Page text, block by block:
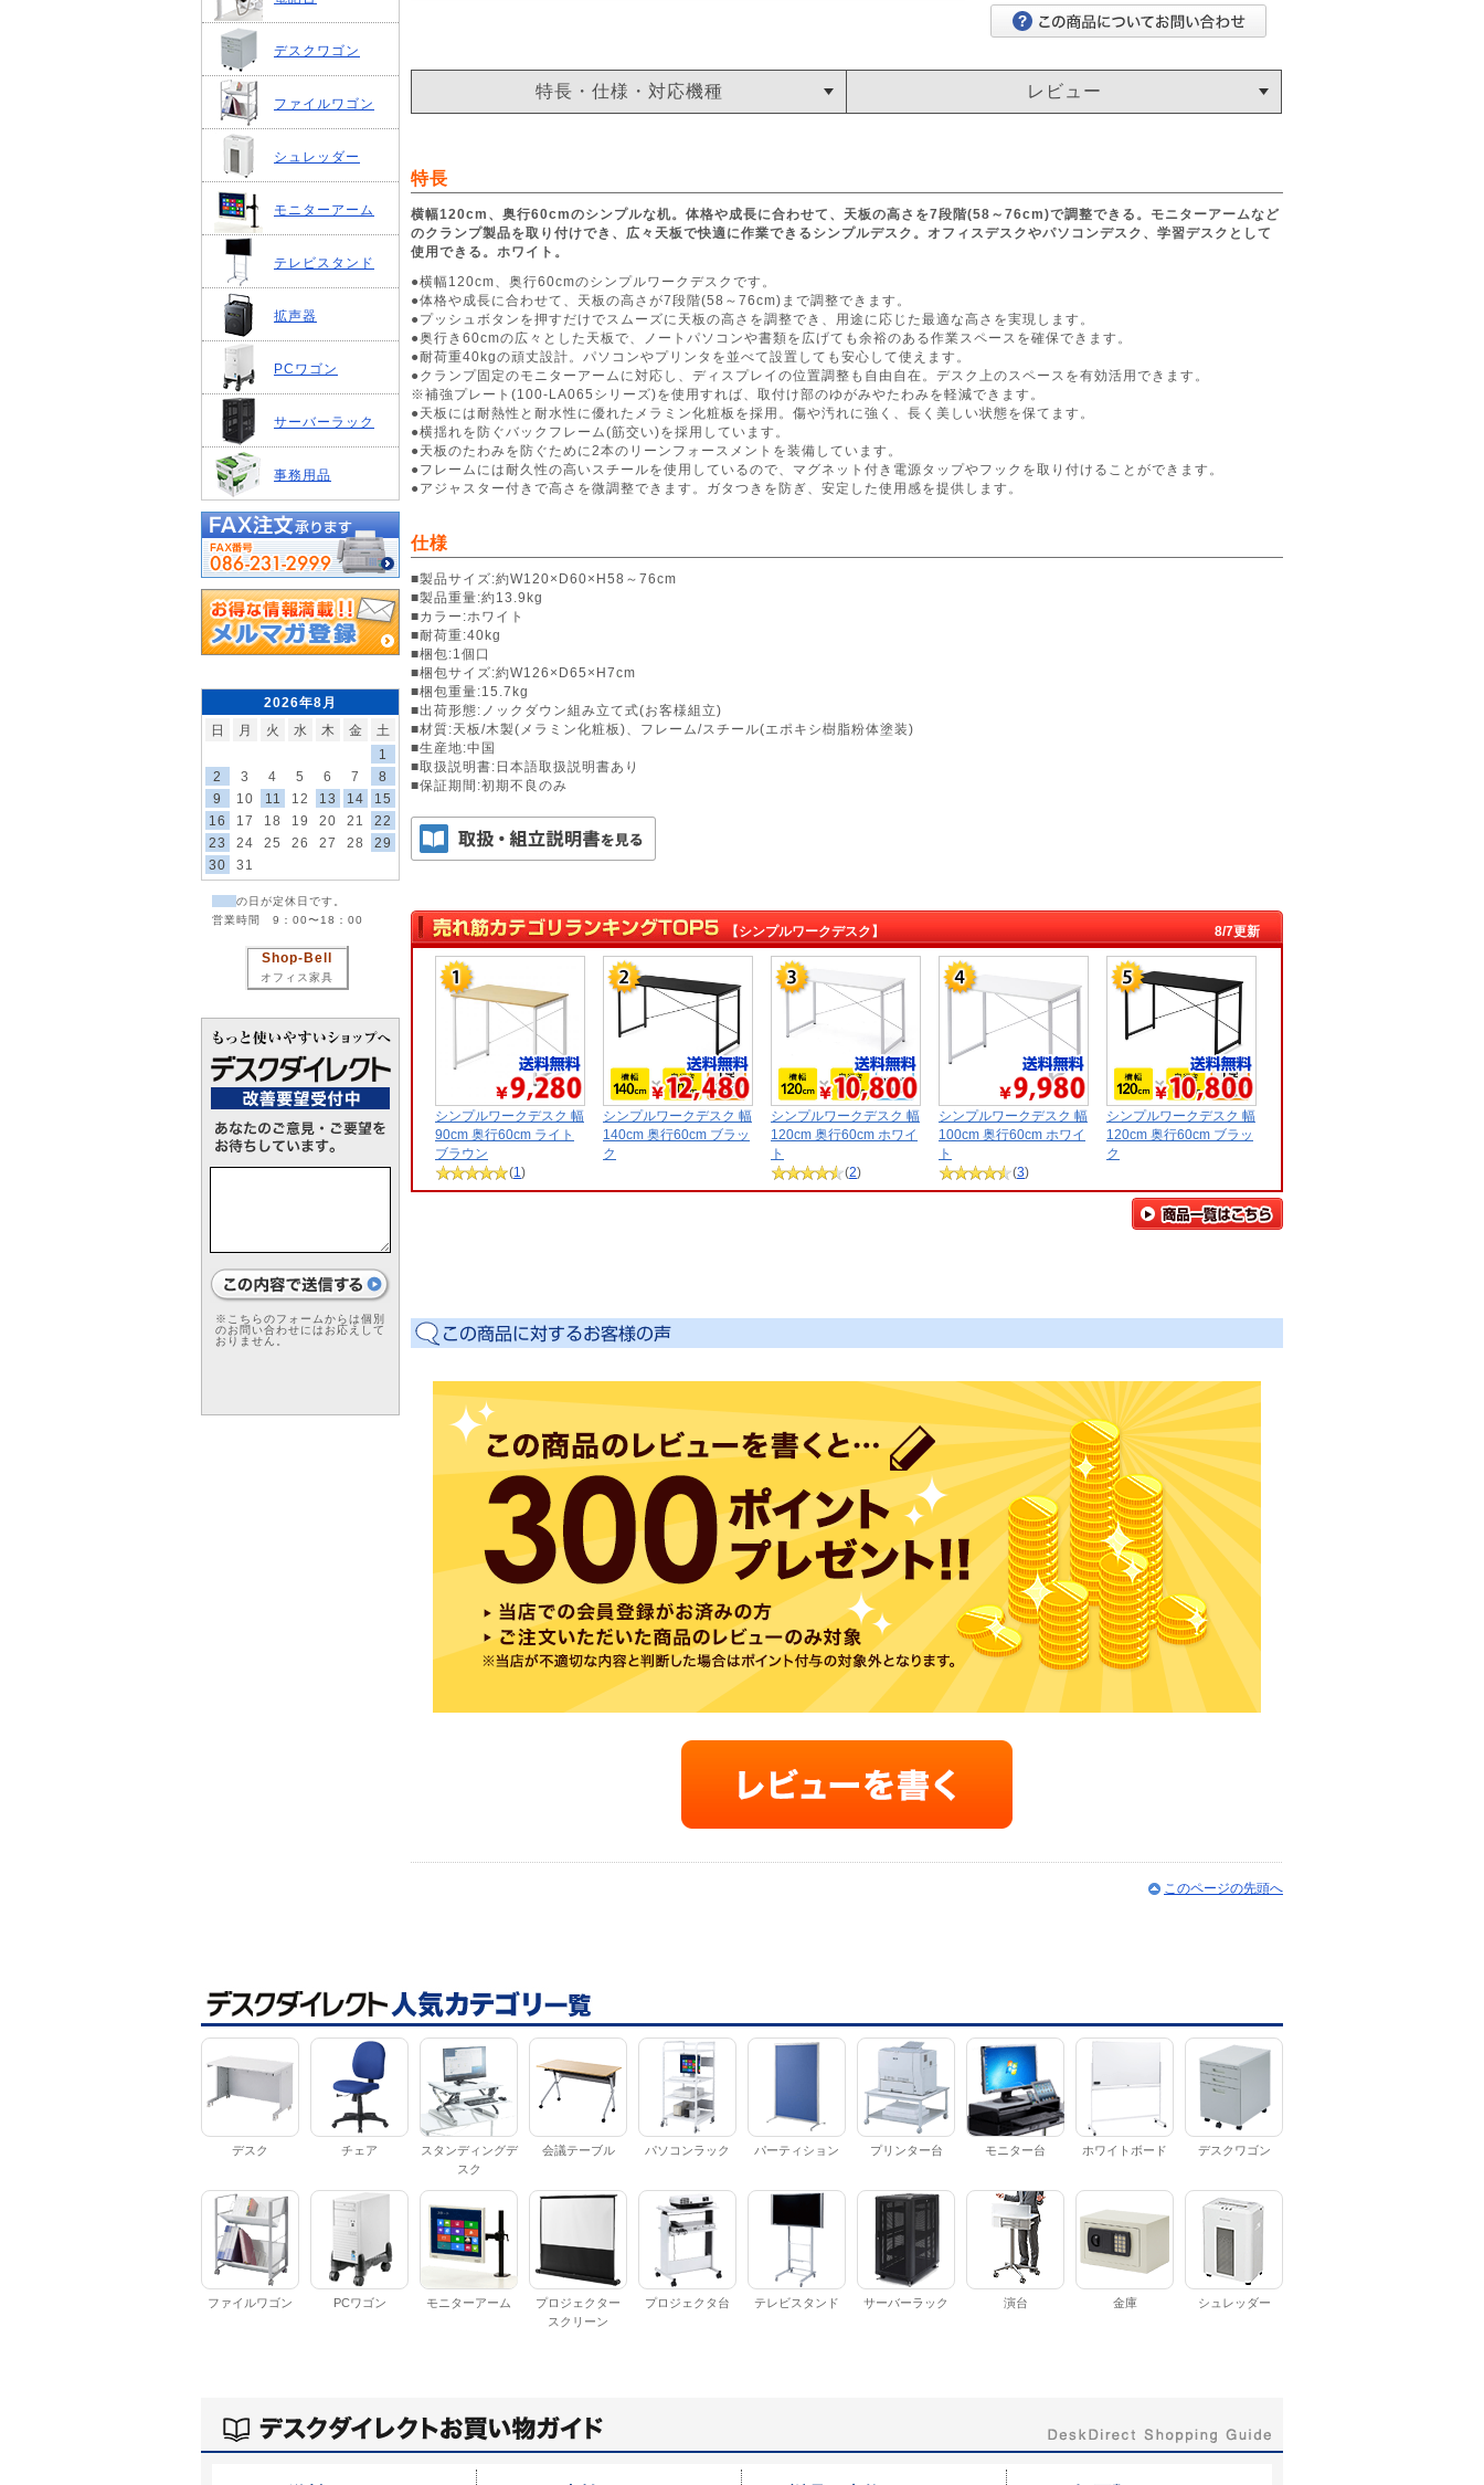
デスクワゴン
ファイルワゴン
シュレッダー
モニターアーム
テレビスタンド
拡声器
PCワゴン
サーバーラック
事務用品
2026年8月
日
月 火 水 木 金
土
1
2
3 4 5 6 7
8
9
10 11 12 13 14
15
16
17 18 19 20 21
22
23
24 25 26 27 28
29
30
31
の日が定休日です。
営業時間 9：00〜18：00
Shop-Bell
オフィス家具
※こちらのフォームからは個別
のお問い合わせにはお応えして
おりません。
特長・仕様・対応機種 レビュー
特長
横幅120cm、奥行60cmのシンプルな机。体格や成長に合わせて、天板の高さを7段階(58～76cm)で調整できる。モニターアームなど
のクランプ製品を取り付けでき、広々天板で快適に作業できるシンプルデスク。オフィスデスクやパソコンデスク、学習デスクとして
使用できる。ホワイト。
●横幅120cm、奥行60cmのシンプルワークデスクです。
●体格や成長に合わせて、天板の高さが7段階(58～76cm)まで調整できます。
●プッシュボタンを押すだけでスムーズに天板の高さを調整でき、用途に応じた最適な高さを実現します。
●奥行き60cmの広々とした天板で、ノートパソコンや書類を広げても余裕のある作業スペースを確保できます。
●耐荷重40kgの頑丈設計。パソコンやプリンタを並べて設置しても安心して使えます。
●クランプ固定のモニターアームに対応し、ディスプレイの位置調整も自由自在。デスク上のスペースを有効活用できます。
※補強プレート(100-LA065シリーズ)を使用すれば、取付け部のゆがみやたわみを軽減できます。
●天板には耐熱性と耐水性に優れたメラミン化粧板を採用。傷や汚れに強く、長く美しい状態を保てます。
●横揺れを防ぐバックフレーム(筋交い)を採用しています。
●天板のたわみを防ぐために2本のリーンフォースメントを装備しています。
●フレームには耐久性の高いスチールを使用しているので、マグネット付き電源タップやフックを取り付けることができます。
●アジャスター付きで高さを微調整できます。ガタつきを防ぎ、安定した使用感を提供します。
仕様
■製品サイズ:約W120×D60×H58～76cm
■製品重量:約13.9kg
■カラー:ホワイト
■耐荷重:40kg
■梱包:1個口
■梱包サイズ:約W126×D65×H7cm
■梱包重量:15.7kg
■出荷形態:ノックダウン組み立て式(お客様組立)
■材質:天板/木製(メラミン化粧板)、フレーム/スチール(エポキシ樹脂粉体塗装)
■生産地:中国
■取扱説明書:日本語取扱説明書あり
■保証期間:初期不良のみ
【シンプルワークデスク】 8/7更新
シンプルワークデスク 幅
90cm 奥行60cm ライト
ブラウン
(1 )
シンプルワークデスク 幅
140cm 奥行60cm ブラッ
ク
シンプルワークデスク 幅
120cm 奥行60cm ホワイ
ト
(2)
シンプルワークデスク 幅
100cm 奥行60cm ホワイ
ト
(3)
シンプルワークデスク 幅
120cm 奥行60cm ブラッ
ク
このページの先頭へ
デスク チェア
スタンディングデ
スク
会議テーブル パソコンラック パーティション プリンター台 モニター台 ホワイトボード デスクワゴン
ファイルワゴン PCワゴン モニターアーム
プロジェクター
スクリーン
プロジェクタ台 テレビスタンド サーバーラック 演台 金庫 シュレッダー